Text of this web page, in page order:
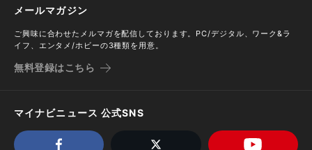
メールマガジン
ご興味に合わせたメルマガを配信しております。PC/デジタル、ワーク&ラ
イフ、エンタメ/ホビーの3種類を用意。
無料登録はこちら
マイナビニュース 公式SNS